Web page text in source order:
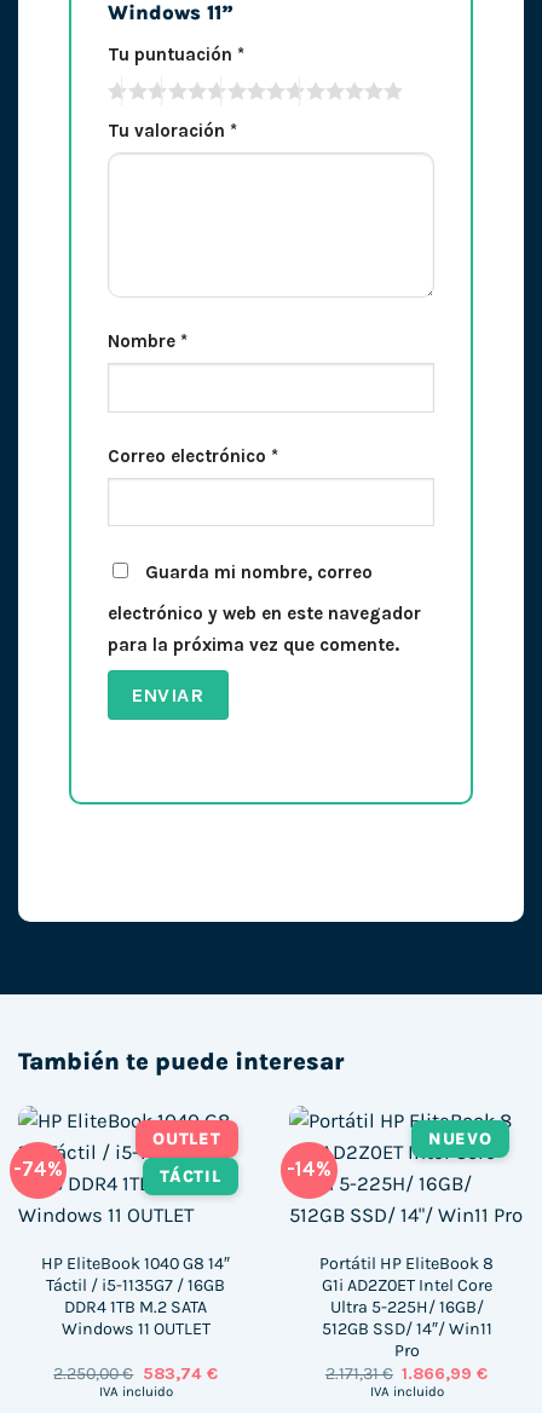
Windows 11”
Tu puntuación *
Tu valoración *
Nombre *
Correo electrónico *
Guarda mi nombre, correo
electrónico y web en este navegador
para la próxima vez que comente.
También te puede interesar
-74%
OUTLET
TÁCTIL
HP EliteBook 1040 G8 14″
Táctil / i5-1135G7 / 16GB
DDR4 1TB M.2 SATA
Windows 11 OUTLET
2.250,00€ El
precio
583,74 €El
IVA incluido
-14%
NUEVO
Portátil HP EliteBook 8
G1i AD2Z0ET Intel Core
Ultra 5-225H/ 16GB/
512GB SSD/ 14″/ Win11
Pro
2.171,31€ El
precio
1.866,99€El
IVA incluido